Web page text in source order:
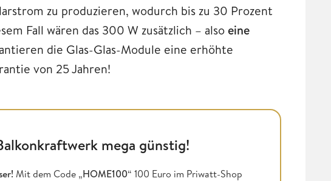
zu produzieren, wodurch bis zu 30 Prozent
Fall wären das 300 W zusätzlich – also eine
die Glas-Glas-Module eine erhöhte
von 25 Jahren!
mega günstig!
Mit dem Code „HOME100“ 100 Euro im Priwatt-Shop